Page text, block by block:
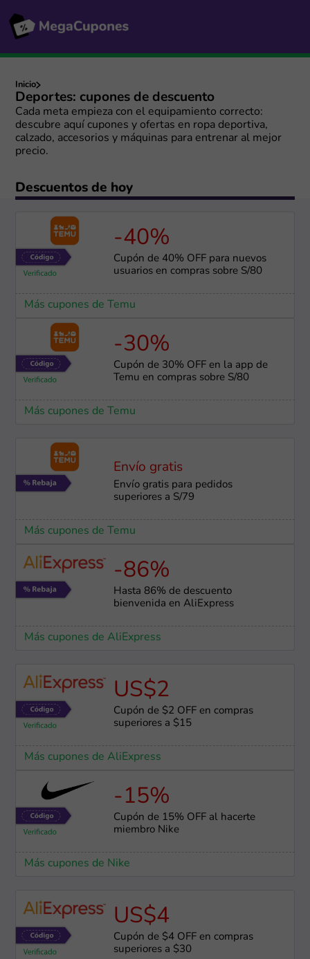
Inicio
Deportes: cupones de descuento
Cada meta empieza con el equipamiento correcto:
descubre aquí cupones y ofertas en ropa deportiva,
calzado, accesorios y máquinas para entrenar al mejor
precio.
Descuentos de hoy
-40%
Cupón de 40% OFF para nuevos
usuarios en compras sobre S/80
Más cupones de Temu
-30%
Cupón de 30% OFF en la app de
Temu en compras sobre S/80
Más cupones de Temu
Envío gratis
Envío gratis para pedidos
superiores a S/79
Más cupones de Temu
-86%
Hasta 86% de descuento
bienvenida en AliExpress
Más cupones de AliExpress
US$2
Cupón de $2 OFF en compras
superiores a $15
Más cupones de AliExpress
-15%
Cupón de 15% OFF al hacerte
miembro Nike
Más cupones de Nike
US$4
Cupón de $4 OFF en compras
superiores a $30